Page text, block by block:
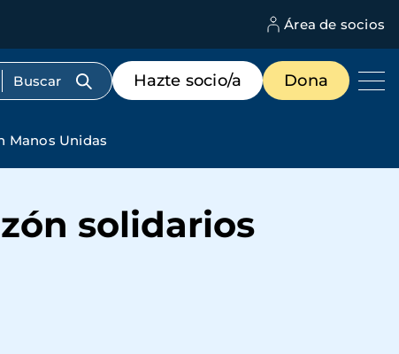
Área de socios
Menú
de
destacados
Hazte socio/a Dona
Manos Unidas
solidarios